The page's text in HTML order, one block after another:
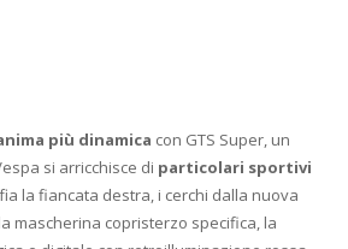
più dinamica con GTS Super, un
si arricchisce di particolari sportivi
la fiancata destra, i cerchi dalla nuova
mascherina copristerzo specifica, la